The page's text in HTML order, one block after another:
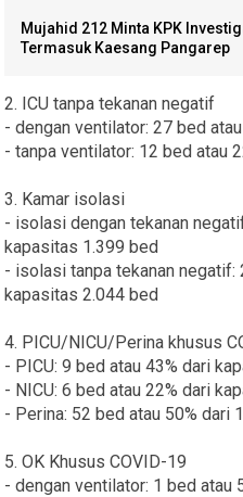
Mujahid 212 Minta KPK
Termasuk Kaesang Pangarep
2. ICU tanpa tekanan negatif
- dengan ventilator: 27 bed
- tanpa ventilator: 12 bed atau
3. Kamar isolasi
- isolasi dengan tekanan
kapasitas 1.399 bed
- isolasi tanpa tekanan negatif:
kapasitas 2.044 bed
4. PICU/NICU/Perina khusus
- PICU: 9 bed atau 43% dari
- NICU: 6 bed atau 22% dari
- Perina: 52 bed atau 50% dari
5. OK Khusus COVID-19
- dengan ventilator: 1 bed atau